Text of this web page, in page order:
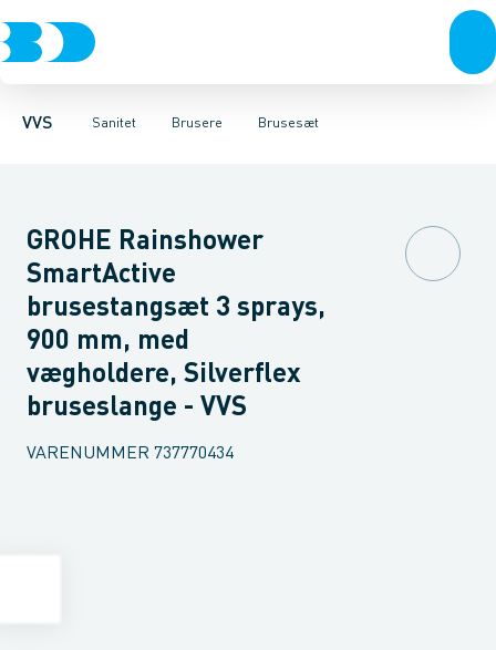
VVS Sanitet
Rør & fittingsPressfittings & rørKuglehaner & ventiler
Brusere
Toiletter, sæder og cisterner VaskeArmaturer
Brusesæt
HåndbrusereBruseslanger BrusesætBrusestænger
GROHE Rainshower
SmartActive
brusestangsæt 3 sprays,
900 mm, med
vægholdere, Silverflex
bruseslange - VVS
VARENUMMER 737770434